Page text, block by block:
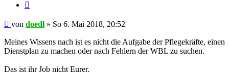
Beitrag
von doedl » So 6. Mai 2018, 20:52
Meines Wissens nach ist es nicht die Aufgabe der Pflegekräfte, einen
Dienstplan zu machen oder nach Fehlern der WBL zu suchen.
Das ist ihr Job nicht Eurer.